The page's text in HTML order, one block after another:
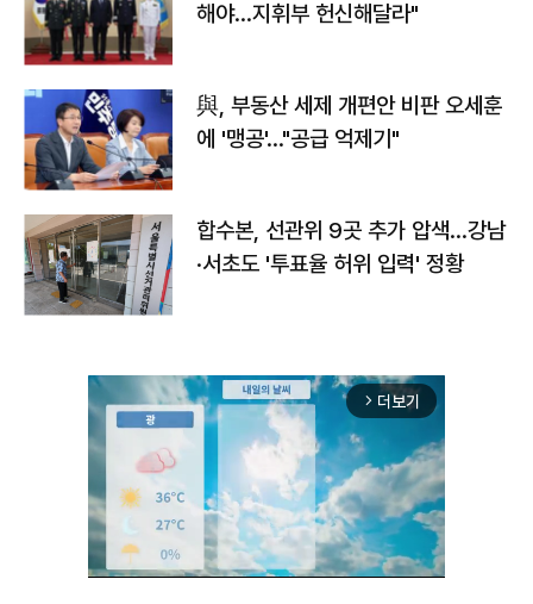
해야…지휘부 헌신해달라"
與, 부동산 세제 개편안 비판 오세훈
에 '맹공'…"공급 억제기"
합수본, 선관위 9곳 추가 압색…강남
·서초도 '투표율 허위 입력' 정황
arrow_forward_ios 더보기